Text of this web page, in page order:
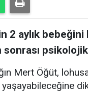
2 aylık
sonrası
Mert Öğüt,